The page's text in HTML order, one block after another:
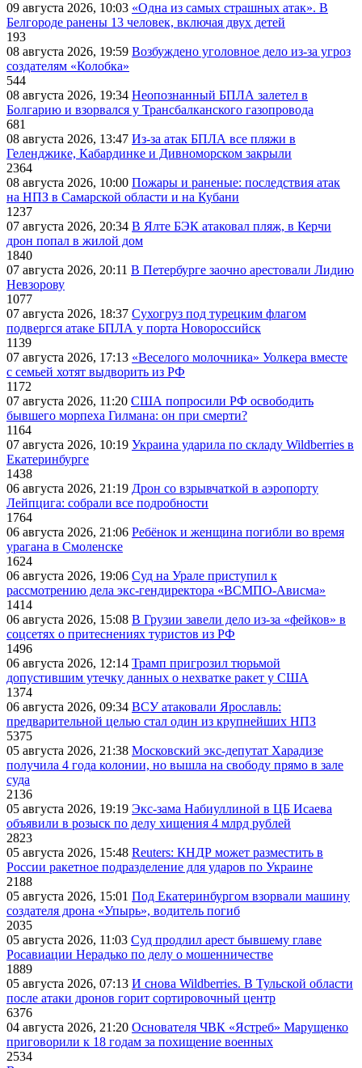
09 августа 2026, 10:03 «Одна из самых страшных атак». В
Белгороде ранены 13 человек, включая двух детей
193
08 августа 2026, 19:59 Возбуждено уголовное дело из-за угроз
создателям «Колобка»
544
08 августа 2026, 19:34 Неопознанный БПЛА залетел в
Болгарию и взорвался у Трансбалканского газопровода
681
08 августа 2026, 13:47 Из-за атак БПЛА все пляжи в
Геленджике, Кабардинке и Дивноморском закрыли
2364
08 августа 2026, 10:00 Пожары и раненые: последствия атак
на НПЗ в Самарской области и на Кубани
1237
07 августа 2026, 20:34 В Ялте БЭК атаковал пляж, в Керчи
дрон попал в жилой дом
1840
07 августа 2026, 20:11 В Петербурге заочно арестовали Лидию
Невзорову
1077
07 августа 2026, 18:37 Сухогруз под турецким флагом
подвергся атаке БПЛА у порта Новороссийск
1139
07 августа 2026, 17:13 «Веселого молочника» Уолкера вместе
с семьей хотят выдворить из РФ
1172
07 августа 2026, 11:20 США попросили РФ освободить
бывшего морпеха Гилмана: он при смерти?
1164
07 августа 2026, 10:19 Украина ударила по складу Wildberries в
Екатеринбурге
1438
06 августа 2026, 21:19 Дрон со взрывчаткой в аэропорту
Лейпцига: собрали все подробности
1764
06 августа 2026, 21:06 Ребёнок и женщина погибли во время
урагана в Смоленске
1624
06 августа 2026, 19:06 Суд на Урале приступил к
рассмотрению дела экс-гендиректора «ВСМПО-Ависма»
1414
06 августа 2026, 15:08 В Грузии завели дело из-за «фейков» в
соцсетях о притеснениях туристов из РФ
1496
06 августа 2026, 12:14 Трамп пригрозил тюрьмой
допустившим утечку данных о нехватке ракет у США
1374
06 августа 2026, 09:34 ВСУ атаковали Ярославль:
предварительной целью стал один из крупнейших НПЗ
5375
05 августа 2026, 21:38 Московский экс-депутат Харадизе
получила 4 года колонии, но вышла на свободу прямо в зале
суда
2136
05 августа 2026, 19:19 Экс-зама Набиуллиной в ЦБ Исаева
объявили в розыск по делу хищения 4 млрд рублей
2823
05 августа 2026, 15:48 Reuters: КНДР может разместить в
России ракетное подразделение для ударов по Украине
2188
05 августа 2026, 15:01 Под Екатеринбургом взорвали машину
создателя дрона «Упырь», водитель погиб
2035
05 августа 2026, 11:03 Суд продлил арест бывшему главе
Росавиации Нерадько по делу о мошенничестве
1889
05 августа 2026, 07:13 И снова Wildberries. В Тульской области
после атаки дронов горит сортировочный центр
6376
04 августа 2026, 21:20 Основателя ЧВК «Ястреб» Марущенко
приговорили к 18 годам за похищение военных
2534